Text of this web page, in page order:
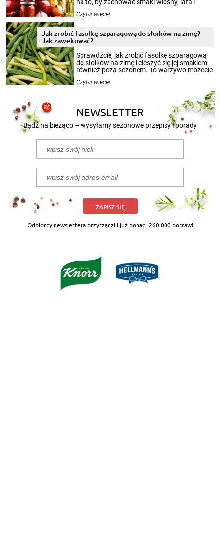
na to, by zachować smaki wiosny, lata i
krajobrazów, by cieszyć nimi oko w sezonie
pełni poczuć atmosferę cieplejszych
miesięcy. Przygotowanie słoików ze
patenty, które pozwolą zachować świeżość
przetworów.
Czytaj więcej
Jak zrobić fasolkę szparagową do słoików na zimę?
Jak zawekować?
Sprawdźcie, jak zrobić fasolkę szparagową
do słoików na zimę i cieszyć się jej smakiem
również poza sezonem. To warzywo możecie
nasze propozycje!
Czytaj więcej
NEWSLETTER
Bądź na bieżąco – wysyłamy sezonowe przepisy i porady
ZAPISZ SIĘ
Odbiorcy newslettera przyrządzili już ponad 260 000 potraw!